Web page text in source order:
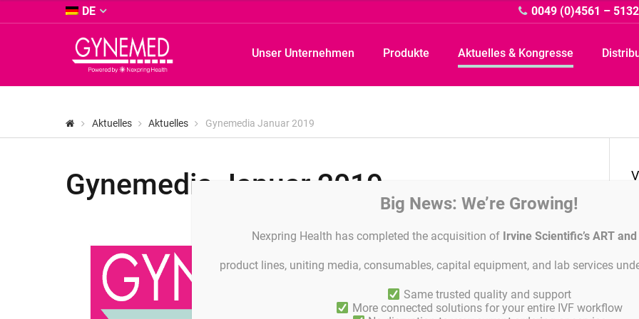
&
Co.
KG
-
DE 0049 (0)4561 –
-
Unser Unternehmen Produkte Aktuelles & Kongresse
Aktuelles Aktuelles Gynemedia Januar 2019
Gynemedia Januar 2019
Big News: We’re Growing!
Nexpring Health has completed the acquisition of Irvine Scientific’s ART
product lines, uniting media, consumables, capital equipment, and lab services
Same trusted quality and support
More connected solutions for your entire IVF workflow